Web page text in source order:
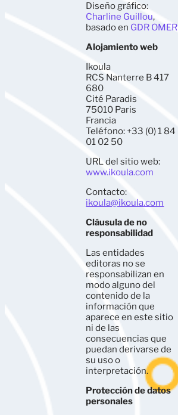
Diseño gráfico:
Charline Guillou,
basado en GDR OMER
Alojamiento web
Ikoula
RCS Nanterre B 417
680
Cité Paradis
75010 Paris
Francia
Teléfono: +33 (0) 1 84
01 02 50
URL del sitio web:
www.ikoula.com
Contacto:
ikoula@ikoula.com
Cláusula de no
responsabilidad
Las entidades
editoras no se
responsabilizan en
modo alguno del
contenido de la
información que
aparece en este sitio
ni de las
consecuencias que
puedan derivarse de
su uso o
interpretación.
Protección de datos
personales